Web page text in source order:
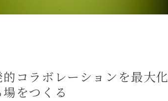
的コラボレーションを最大化
をつくる